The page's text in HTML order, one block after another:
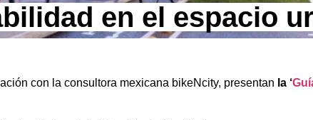
en el espacio
con la consultora mexicana bikeNcity, presentan la ‘